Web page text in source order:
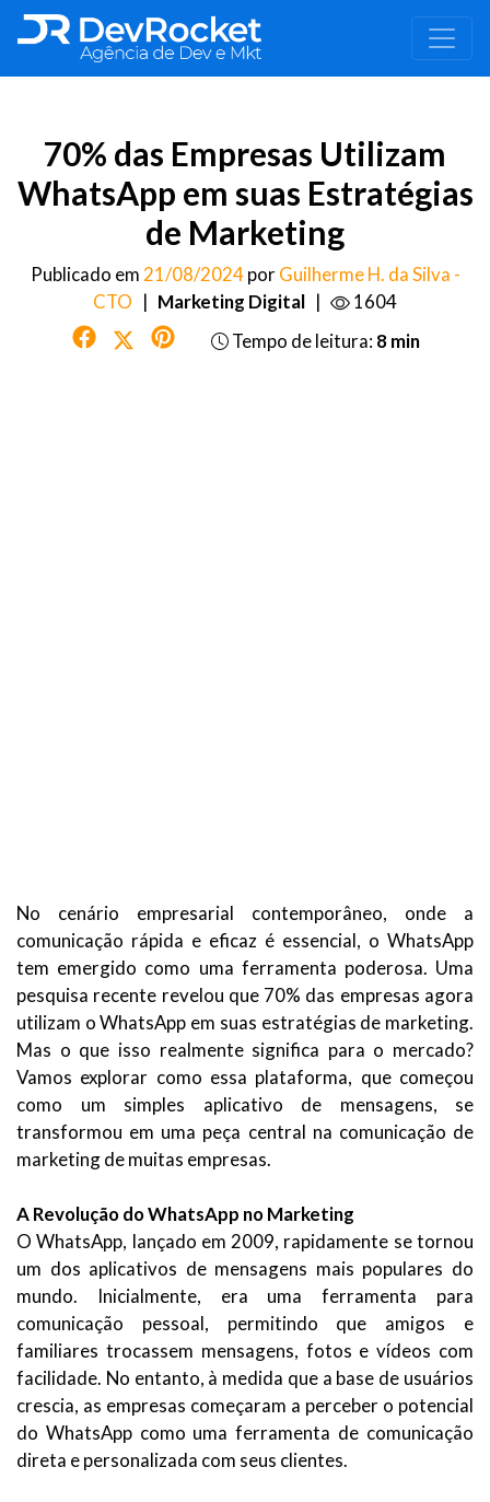
70% das Empresas Utilizam
WhatsApp em suas Estratégias
de Marketing
Publicado em 21/08/2024porGuilherme H. da Silva -
CTO | Marketing Digital |
1604
Tempo de leitura: 8 min
No cenário empresarial contemporâneo, onde a
comunicação rápida e eficaz é essencial, o WhatsApp
tem emergido como uma ferramenta poderosa. Uma
pesquisa recente revelou que 70% das empresas agora
utilizam o WhatsApp em suas estratégias de marketing.
Mas o que isso realmente significa para o mercado?
Vamos explorar como essa plataforma, que começou
como um simples aplicativo de mensagens, se
transformou em uma peça central na comunicação de
marketing de muitas empresas.
A Revolução do WhatsApp no Marketing
O WhatsApp, lançado em 2009, rapidamente se tornou
um dos aplicativos de mensagens mais populares do
mundo. Inicialmente, era uma ferramenta para
comunicação pessoal, permitindo que amigos e
familiares trocassem mensagens, fotos e vídeos com
facilidade. No entanto, à medida que a base de usuários
crescia, as empresas começaram a perceber o potencial
do WhatsApp como uma ferramenta de comunicação
direta e personalizada com seus clientes.